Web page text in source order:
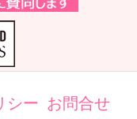
シー お問合せ